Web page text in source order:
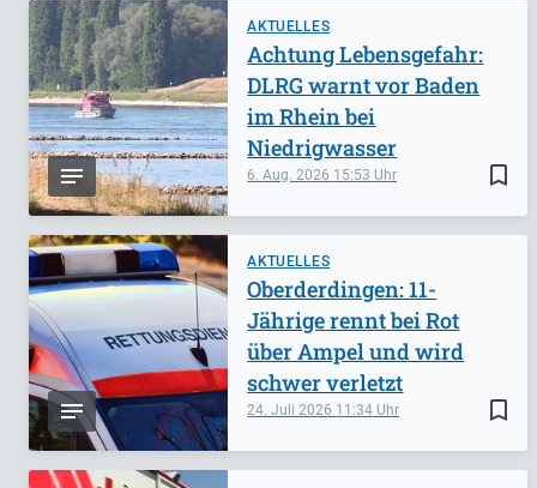
AKTUELLES
bookmark_border
6. Aug. 2026 15:53
Achtung Lebensgefahr:
DLRG warnt vor Baden
im Rhein bei
Niedrigwasser
AKTUELLES
bookmark_border
24. Juli 2026 11:34
Oberderdingen: 11-
Jährige rennt bei Rot
über Ampel und wird
schwer verletzt